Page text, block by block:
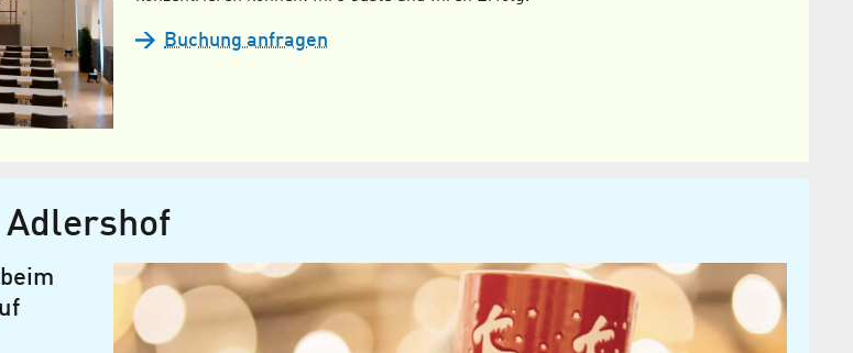
Buchung anfragen